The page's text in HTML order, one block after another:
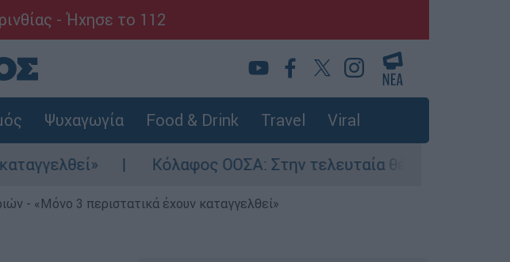
- Ήχησε το 112
Ψυχαγωγία Food & Drink Travel Viral
Κόλαφος ΟΟΣΑ: Στην τελευταία θέση η Ελλάδα για το
- «Μόνο 3 περιστατικά έχουν καταγγελθεί»